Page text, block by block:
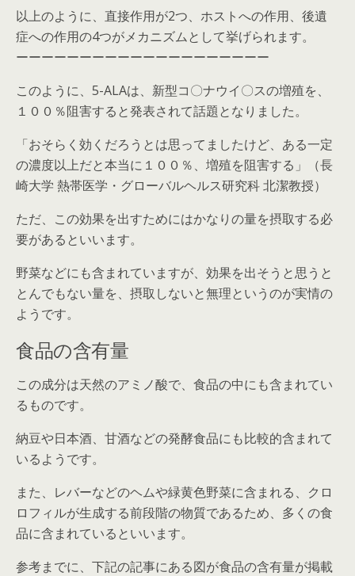
以上のように、直接作用が2つ、ホストへの作用、後遺
症への作用の4つがメカニズムとして挙げられます。
ーーーーーーーーーーーーーーーーーーーー
このように、5-ALAは、新型コ〇ナウイ〇スの増殖を、
１００％阻害すると発表されて話題となりました。
「おそらく効くだろうとは思ってましたけど、ある一定
の濃度以上だと本当に１００％、増殖を阻害する」（長
崎大学 熱帯医学・グローバルヘルス研究科 北潔教授）
ただ、この効果を出すためにはかなりの量を摂取する必
要があるといいます。
野菜などにも含まれていますが、効果を出そうと思うと
とんでもない量を、摂取しないと無理というのが実情の
ようです。
食品の含有量
この成分は天然のアミノ酸で、食品の中にも含まれてい
るものです。
納豆や日本酒、甘酒などの発酵食品にも比較的含まれて
いるようです。
また、レバーなどのヘムや緑黄色野菜に含まれる、クロ
ロフィルが生成する前段階の物質であるため、多くの食
品に含まれているといいます。
参考までに、下記の記事にある図が食品の含有量が掲載